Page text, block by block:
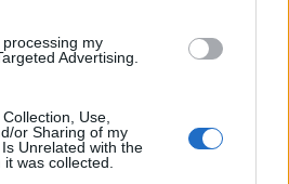
my
Advertising.
Use,
or Sharing of my
Unrelated with the
was collected.
diagosto